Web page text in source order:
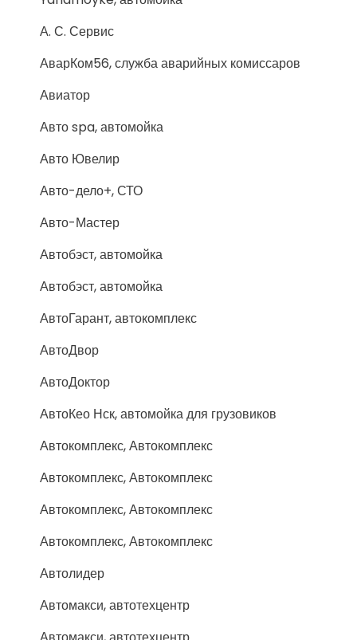
А. С. Сервис
АварКом56, служба аварийных комиссаров
Авиатор
Авто spa, автомойка
Авто Ювелир
Авто-дело+, СТО
Авто-Мастер
Автобэст, автомойка
Автобэст, автомойка
АвтоГарант, автокомплекс
АвтоДвор
АвтоДоктор
АвтоКео Нск, автомойка для грузовиков
Автокомплекс, Автокомплекс
Автокомплекс, Автокомплекс
Автокомплекс, Автокомплекс
Автокомплекс, Автокомплекс
Автолидер
Автомакси, автотехцентр